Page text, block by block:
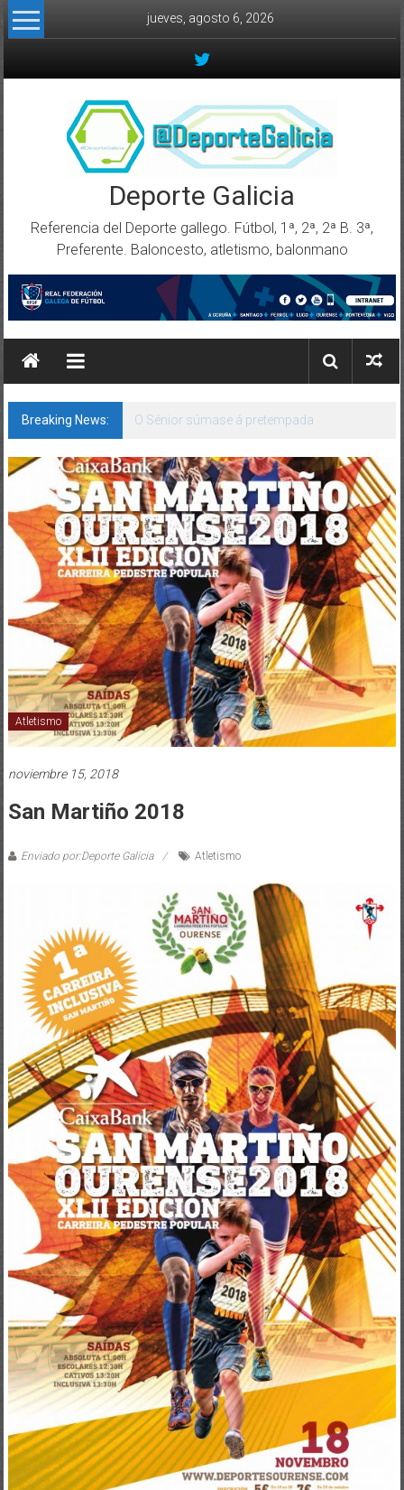
Skip to content
jueves, agosto 6, 2026
Deporte Galicia
Referencia del Deporte gallego. Fútbol, 1ª, 2ª, 2ª B. 3ª,
Preferente. Baloncesto, atletismo, balonmano
Breaking News: 142 bos motivos de ilusión
Atletismo
noviembre 15, 2018
San Martiño 2018
Enviado por:Deporte Galicia Atletismo